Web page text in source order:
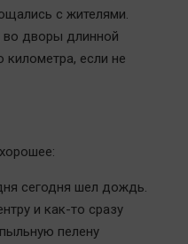
с жителями.
дворы длинной
если не
сегодня шел дождь.
и как-то сразу
пелену